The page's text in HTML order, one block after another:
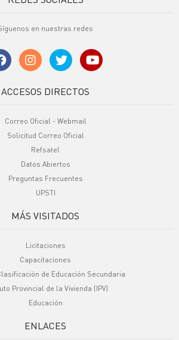
en nuestras redes
ACCESOS DIRECTOS
Correo Oficial - Webmail
Solicitud Correo Oficial
Refsatel
Datos Abiertos
Preguntas Frecuentes
UPSTI
MÁS VISITADOS
Licitaciones
Capacitaciones
de Educación Secundaria
Provincial de la Vivienda (IPV)
Educación
ENLACES